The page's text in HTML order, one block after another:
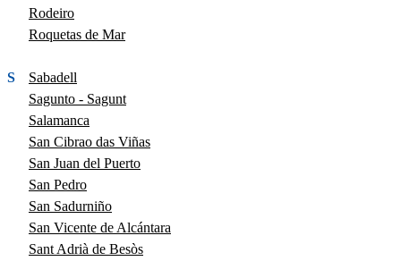
Rodeiro
Roquetas de Mar
S
Sabadell
Sagunto - Sagunt
Salamanca
San Cibrao das Viñas
San Juan del Puerto
San Pedro
San Sadurniño
San Vicente de Alcántara
Sant Adrià de Besòs